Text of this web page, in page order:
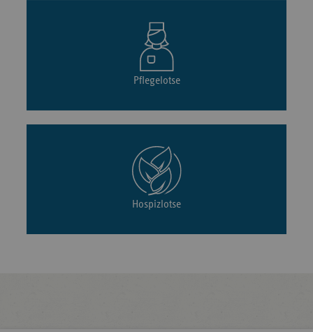
Pflegelotse
Hospizlotse